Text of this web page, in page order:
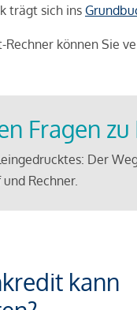
trägt sich ins
können Sie
Fragen
Der
Rechner.
kann